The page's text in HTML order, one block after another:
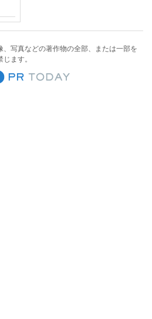
、写真などの著作物の全部、または一部を
ます。